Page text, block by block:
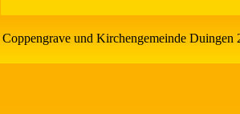
und Kirchengemeinde Duingen